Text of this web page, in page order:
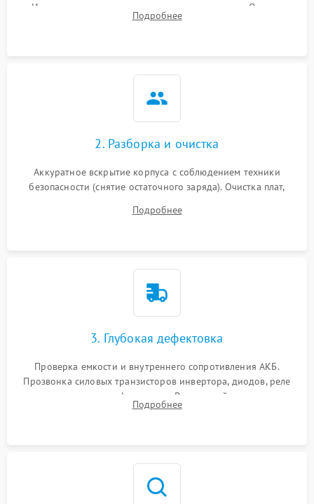
Измерение входного и выходного напряжения. Оценка
реакции ИБП на отключение основного питания без
Подробнее
2. Разборка и очистка
Аккуратное вскрытие корпуса с соблюдением техники
безопасности (снятие остаточного заряда). Очистка плат,
и кистей для предотвращения перегрева и замыканий.
Подробнее
3. Глубокая дефектовка
Проверка емкости и внутреннего сопротивления АКБ.
Прозвонка силовых транзисторов инвертора, диодов, реле
переключения и трансформатора. Визуальный поиск вздутых
конденсаторов и прогаров на печатной плате.
Подробнее